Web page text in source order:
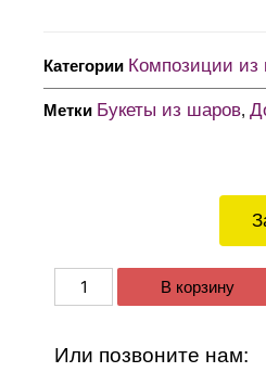
В корзину
Или позвоните нам:
Категории Композиции из
Метки Букеты из шаров,